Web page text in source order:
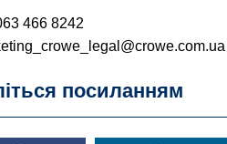
466 8242
посиланням